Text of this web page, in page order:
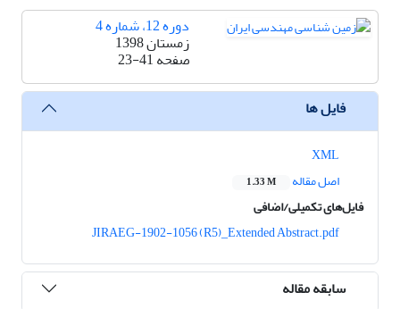
دوره 12، شماره 4
زمستان 1398
صفحه23-41
فایل ها
اصل مقاله
1.33 M
فایل‌های تکمیلی/اضافی
JIRAEG-1902-1056 (R5)_Extended Abstract.pdf
سابقه مقاله